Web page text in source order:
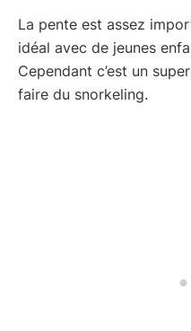
La pente est assez
idéal avec de jeunes
Cependant c’est un
faire du snorkeling.